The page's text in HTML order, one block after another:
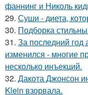
фаннинг и Николь
29. Суши - диета,
30. Подборка
31. За последний год
изменился - многие
несколько инъекций.
32. Дакота Джонсон
Klein взорвала.